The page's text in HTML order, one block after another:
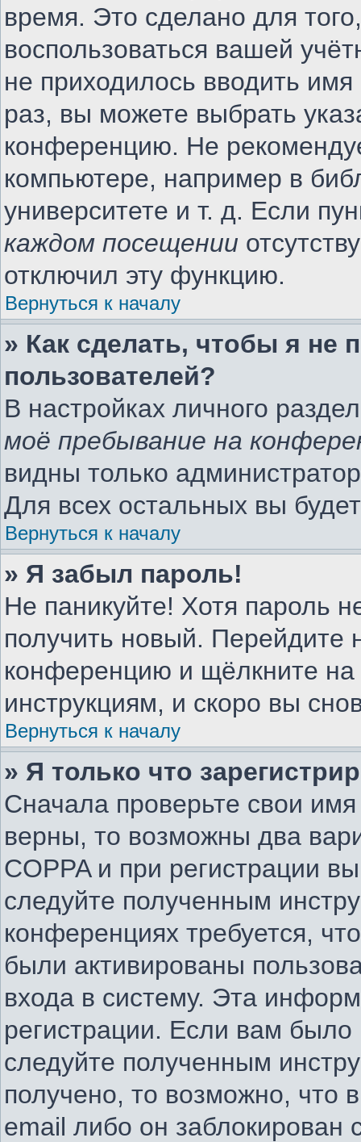
время. Это сделано для
воспользоваться вашей
не приходилось вводить
раз, вы можете выбрать
конференцию. Не
компьютере, например в
университете и т. д. Если
каждом посещении
отключил эту функцию.
Вернуться к началу
» Как сделать, чтобы я не
пользователей?
В настройках личного
моё пребывание на
видны только
Для всех остальных вы
Вернуться к началу
» Я забыл пароль!
Не паникуйте! Хотя пароль
получить новый. Перейдите
конференцию и щёлкните
инструкциям, и скоро вы
Вернуться к началу
» Я только что
Сначала проверьте свои
верны, то возможны два
COPPA и при регистрации
следуйте полученным
конференциях требуется,
были активированы
входа в систему. Эта
регистрации. Если вам
следуйте полученным
получено, то возможно, что
email либо он